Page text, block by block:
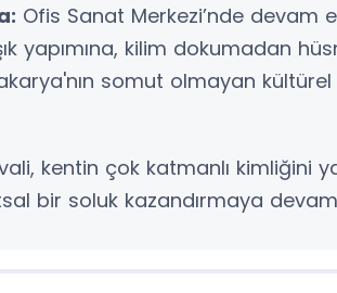
Ofis Sanat Merkezi’nde devam
yapımına, kilim dokumadan
somut olmayan kültürel
kentin çok katmanlı kimliğini
bir soluk kazandırmaya